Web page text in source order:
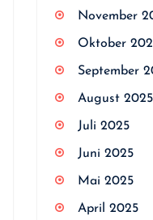
November
Oktober
September
August 2025
Juli 2025
Juni 2025
Mai 2025
April 2025